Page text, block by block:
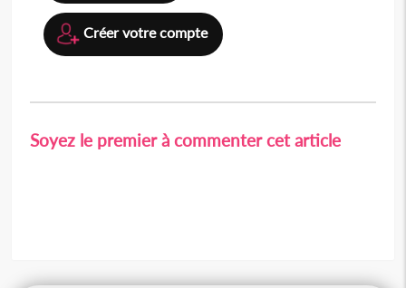
Créer votre compte
Soyez le premier à commenter cet article